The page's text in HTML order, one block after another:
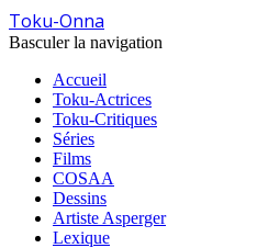
Toku-Onna
Basculer la navigation
Accueil
Toku-Actrices
Toku-Critiques
Séries
Films
COSAA
Dessins
Artiste Asperger
Lexique